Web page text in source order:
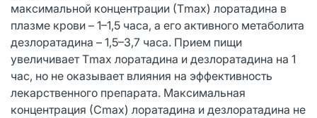
максимальной концентрации (Тmax) лоратадина в
плазме крови – 1–1,5 часа, а его активного метаболита
дезлоратадина – 1,5–3,7 часа. Прием пищи
увеличивает Тmax лоратадина и дезлоратадина на 1
час, но не оказывает влияния на эффективность
лекарственного препарата. Максимальная
концентрация (Сmax) лоратадина и дезлоратадина не